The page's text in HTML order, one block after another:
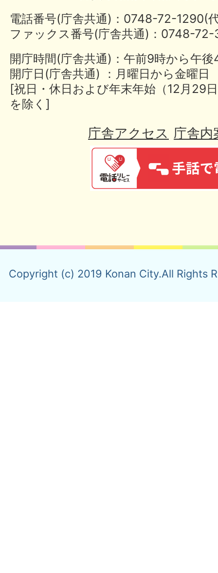
電話番号(庁舎共通)：0748-72-
ファックス番号(庁舎共通)：0748-
開庁時間(庁舎共通)：午前9時から午
開庁日(庁舎共通) ：月曜日から金曜日
[祝日・休日および年末年始（12月29
を除く]
庁舎アクセス 庁舎内
Copyright (c) 2019 Konan City.All Rights